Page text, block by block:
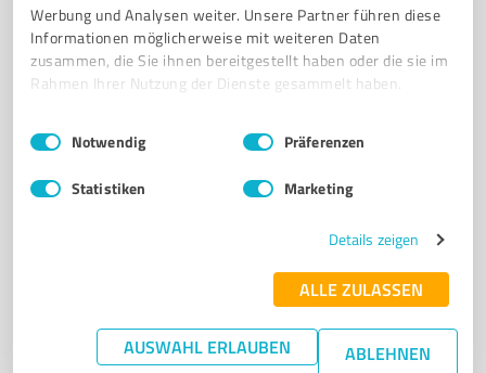
Werbung und Analysen weiter. Unsere Partner führen diese
Informationen möglicherweise mit weiteren Daten
zusammen, die Sie ihnen bereitgestellt haben oder die sie im
Rahmen Ihrer Nutzung der Dienste gesammelt haben.
Impressum Datenschutzbestimmungen
Einwilligungsauswahl
Notwendig Präferenzen
Statistiken Marketing
Details zeigen
ALLE ZULASSEN
AUSWAHL ERLAUBEN ABLEHNEN
Registrieren Sie sich jetzt und werden Sie ein von
Immobilienvermittlung
Gewerbe Immobilien Thomas Kaefer